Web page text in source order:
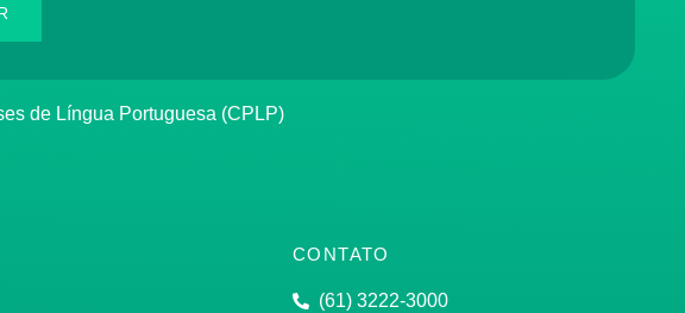
de Língua Portuguesa (CPLP)
CONTATO
(61) 3222-3000